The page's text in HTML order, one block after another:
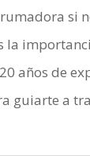
si
la
años de
a